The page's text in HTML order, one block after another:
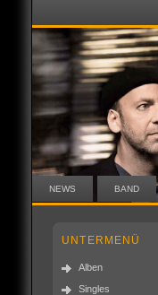
NEWS BAND
UNTERMENÜ
Alben
Singles